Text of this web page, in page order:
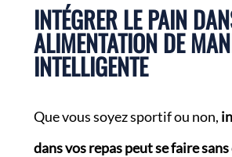
INTÉGRER LE PAIN
ALIMENTATION DE
INTELLIGENTE
Que vous soyez sportif ou non,
dans vos repas peut se faire